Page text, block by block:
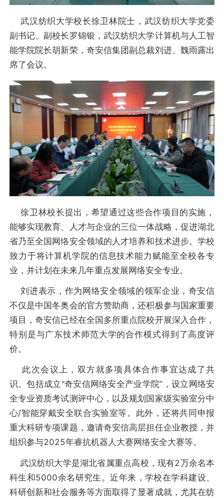
武汉纺织大学校长徐卫林院士，武汉纺织大学党委
副书记、副校长罗锦银，武汉纺织大学计算机与人工智
能学院院长胡新荣，奇安信集团副总裁刘进、魏雨露出
席了会议。
徐卫林校长提出，希望通过这些合作项目的实施，
能够实现教育、人才与企业的三位一体战略，促进湖北
省乃至全国网络安全领域的人才培养和技术进步。学校
致力于将计算机学院的信息技术能力赋能至全校各专
业，并计划在未来几年重点发展网络安全专业。
刘进表示，作为网络安全领域的领军企业，奇安信
不仅是中国冬奥会的官方赞助商，还积极参与国家重要
项目，奇安信已经在全国多所重点院校开展深入合作，
特别是与广东技术师范大学的合作模式得到了高度评
价。
此次会议上，双方就多项具体合作事宜达成了共
识。包括成立“奇安信网络安全产业学院”，设立网络安
全专业资质考试测评中心，以及规划国家级实验室分中
心/智能穿戴安全联合实验室等。此外，还将共同申报
重大科研专项课题，邀请奇安信高层担任企业教授，并
组织参与2025年睿抗机器人大赛网络安全大赛等。
武汉纺织大学是湖北省属重点高校，现有2万余名本
科生和5000余名研究生。近年来，学校在学科建设、
科研创新和社会服务等方面取得了显著成就，尤其在纺